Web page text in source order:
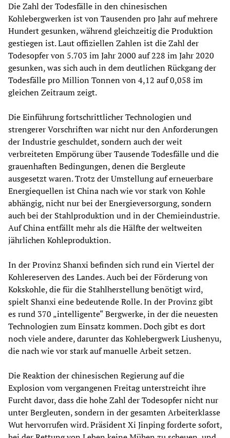
Die Zahl der Todesfälle in den chinesischen
Kohlebergwerken ist von Tausenden pro Jahr auf mehrere
Hundert gesunken, während gleichzeitig die Produktion
gestiegen ist. Laut offiziellen Zahlen ist die Zahl der
Todesopfer von 5.703 im Jahr 2000 auf 228 im Jahr 2020
gesunken, was sich auch in dem deutlichen Rückgang der
Todesfälle pro Million Tonnen von 4,12 auf 0,058 im
gleichen Zeitraum zeigt.
Die Einführung fortschrittlicher Technologien und
strengerer Vorschriften war nicht nur den Anforderungen
der Industrie geschuldet, sondern auch der weit
verbreiteten Empörung über Tausende Todesfälle und die
grauenhaften Bedingungen, denen die Bergleute
ausgesetzt waren. Trotz der Umstellung auf erneuerbare
Energiequellen ist China nach wie vor stark von Kohle
abhängig, nicht nur bei der Energieversorgung, sondern
auch bei der Stahlproduktion und in der Chemieindustrie.
Auf China entfällt mehr als die Hälfte der weltweiten
jährlichen Kohleproduktion.
In der Provinz Shanxi befinden sich rund ein Viertel der
Kohlereserven des Landes. Auch bei der Förderung von
Kokskohle, die für die Stahlherstellung benötigt wird,
spielt Shanxi eine bedeutende Rolle. In der Provinz gibt
es rund 370 „intelligente“ Bergwerke, in der die neuesten
Technologien zum Einsatz kommen. Doch gibt es dort
noch viele andere, darunter das Kohlebergwerk Liushenyu,
die nach wie vor stark auf manuelle Arbeit setzen.
Die Reaktion der chinesischen Regierung auf die
Explosion vom vergangenen Freitag unterstreicht ihre
Furcht davor, dass die hohe Zahl der Todesopfer nicht nur
unter Bergleuten, sondern in der gesamten Arbeiterklasse
Wut hervorrufen wird. Präsident Xi Jinping forderte sofort,